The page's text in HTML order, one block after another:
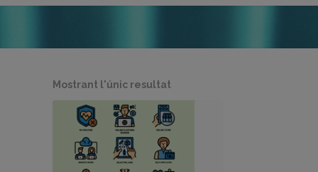
Mostrant l'únic resultat